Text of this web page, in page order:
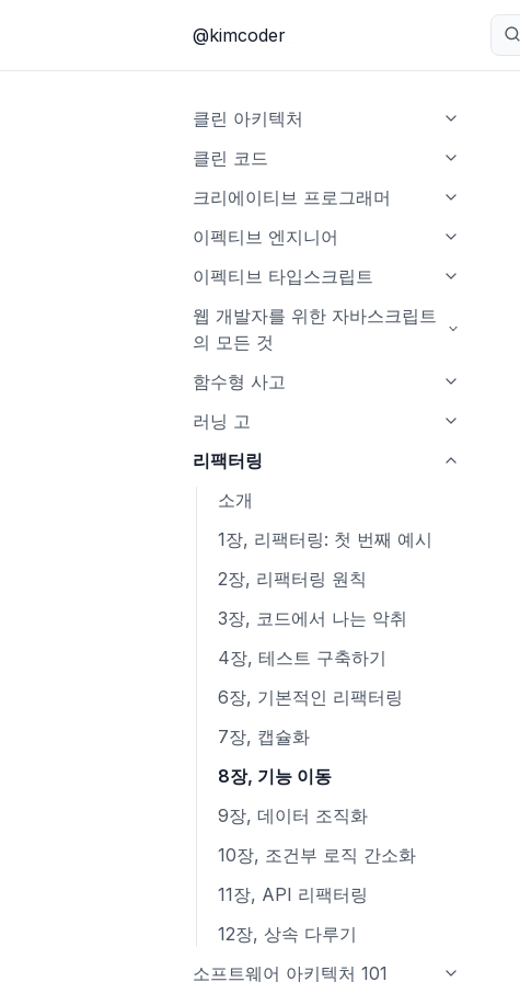
@kimcoder
클린 아키텍처
래밍 패러다임
3부, 설계 원칙
4부, 컴포넌트 원칙
클린 코드
4장, 주석
5장, 형식 맞추기
6장, 객체와 자료 구조
7장, 오류 처리
8장, 경계
9장, 단위테스트
10장, 클래스
11장, 시스템
12장, 창발성
크리에이티브 프로그래머
3장 커뮤니케이션
4장 제약 조건
5장 비판적 사고
6장 호기심
7장 창의적 마인드셋
8장 창의적 기법
이펙티브 엔지니어
2부, 실행, 실행, 실행
3부, 장기적인 가치를 구축하라
이펙티브 타입스크립트
2장 타입스크립트의 타입 시스템
3장 타입 추론
4장 타입 설계
5장 any 다루기
6장 타입 선언과 @types
7장 코드를 작성하고 실행하기
웹 개발자를 위한 자바스크립트
의 모든 것
리고 그 이후의 새로운 장난감
2장 블록 스코프 선언: let과
const
3장 새로운 함수 기능
4장 클래스
5장 새로운 객체 기능
6장 이터러블, 이터레이터, for-
터
7장 디스트럭처링
8장 프라미스
9장 비동기 함수, 이터레이터, 제
너레이터
10장 템플릿, 태그 함수, 새로운
함수형 사고
1장, 왜
러닝 고
소개
9장 모듈, 패키지 그리고 임포트
리팩터링
소개
1장, 리팩터링: 첫 번째 예시
2장, 리팩터링 원칙
3장, 코드에서 나는 악취
4장, 테스트 구축하기
6장, 기본적인 리팩터링
7장, 캡슐화
8장, 기능 이동
9장, 데이터 조직화
10장, 조건부 로직 간소화
11장, API 리팩터링
12장, 상속 다루기
소프트웨어 아키텍처 101